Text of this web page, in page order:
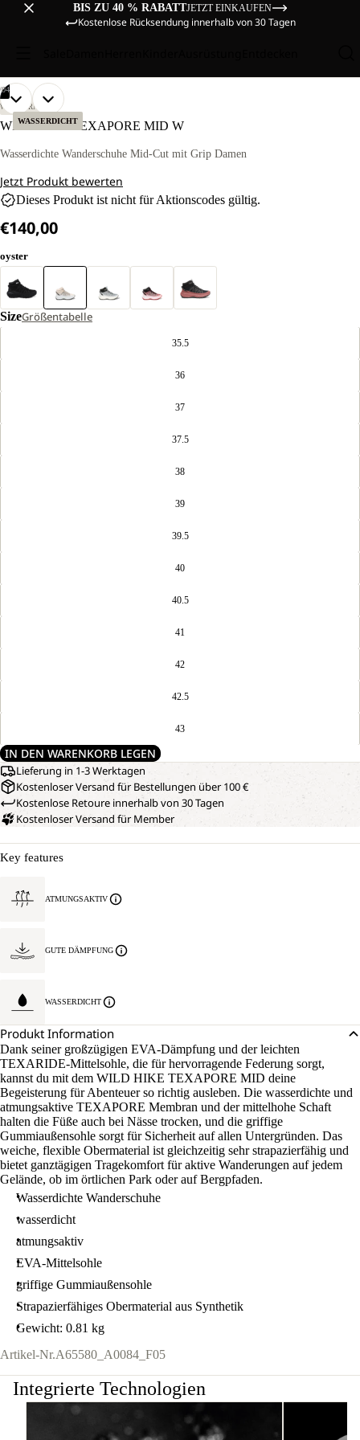
BIS ZU 40 % RABATTJETZT EINKAUFEN
Kostenlose Rücksendung innerhalb von 30 Tagen
WASSERDICHT
04
BILD
IM
ÖFFNEN
BILD
IM
ÖFFNEN
BILD
IM
ÖFFNEN
BILD
IM
ÖFFNEN
WANDERN
WILD HIKE TEXAPORE MID W
Wasserdichte Wanderschuhe Mid-Cut mit Grip Damen
Jetzt Produkt bewerten
Dieses Produkt ist nicht für Aktionscodes gültig.
€140,00
oyster
SizeGrößentabelle
35.5
36
37
37.5
38
39
39.5
40
40.5
41
42
42.5
43
IN DEN WARENKORB LEGEN
Lieferung in 1-3 Werktagen
Kostenloser Versand für Bestellungen über 100 €
Kostenlose Retoure innerhalb von 30 Tagen
Kostenloser Versand für Member
Key features
ATMUNGSAKTIV
GUTE DÄMPFUNG
WASSERDICHT
Produkt Information
Dank seiner großzügigen EVA-Dämpfung und der leichten
TEXARIDE-Mittelsohle, die für hervorragende Federung sorgt,
kannst du mit dem WILD HIKE TEXAPORE MID deine
Begeisterung für Abenteuer so richtig ausleben. Die wasserdichte und
atmungsaktive TEXAPORE Membran und der mittelhohe Schaft
halten die Füße auch bei Nässe trocken, und die griffige
Gummiaußensohle sorgt für Sicherheit auf allen Untergründen. Das
weiche, flexible Obermaterial ist gleichzeitig sehr strapazierfähig und
bietet ganztägigen Tragekomfort für aktive Wanderungen auf jedem
Gelände, ob im örtlichen Park oder auf Bergpfaden.
Wasserdichte Wanderschuhe
wasserdicht
atmungsaktiv
EVA-Mittelsohle
griffige Gummiaußensohle
Strapazierfähiges Obermaterial aus Synthetik
Gewicht: 0.81 kg
Artikel-Nr.A65580_A0084_F05
Integrierte Technologien